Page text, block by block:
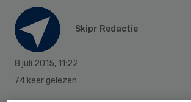
Skipr Redactie
8 juli 2015, 11:22
74 keer gelezen